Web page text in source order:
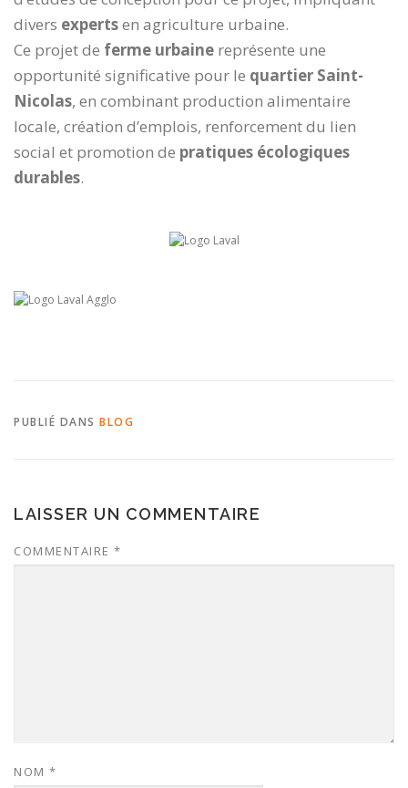
divers expertsen agriculture urbaine.
Ce projet de ferme urbaine représente une
opportunité significative pour le quartier Saint-
Nicolas, en combinant production alimentaire
locale, création d’emplois, renforcement du lien
social et promotion de pratiques écologiques
durables.
PUBLIÉ DANS BLOG
LAISSER UN COMMENTAIRE
COMMENTAIRE *
NOM *